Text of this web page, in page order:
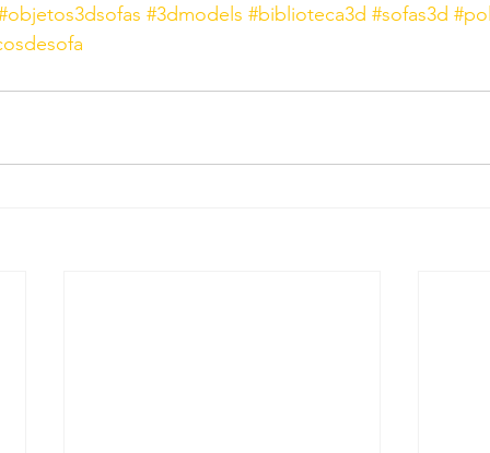
#3dmodels #biblioteca3d #sofas3d